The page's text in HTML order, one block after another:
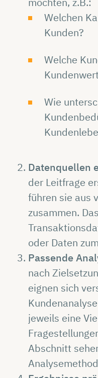
Welchen
Kunden?
Welche
Wie
Datenquellen
der Leitfrage
führen sie aus
zusammen.
oder Daten
Passende
nach
eignen sich
jeweils eine
Abschnitt